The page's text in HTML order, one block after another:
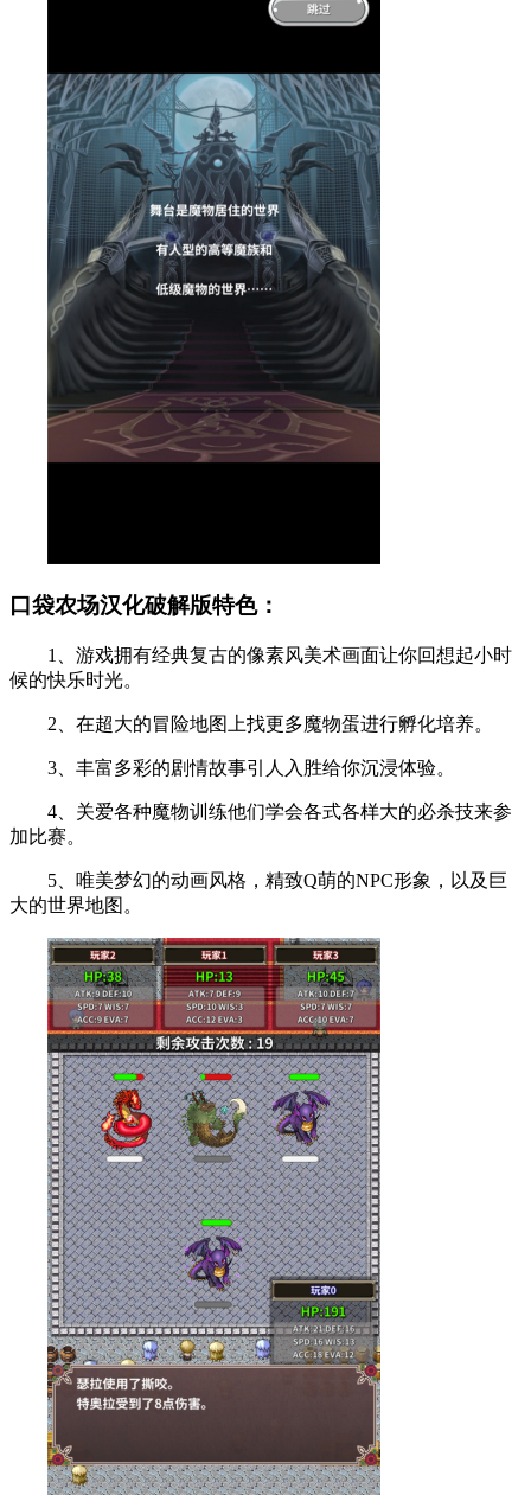
口袋农场汉化破解版特色：
1、游戏拥有经典复古的像素风美术画面让你回想起小时
候的快乐时光。
2、在超大的冒险地图上找更多魔物蛋进行孵化培养。
3、丰富多彩的剧情故事引人入胜给你沉浸体验。
4、关爱各种魔物训练他们学会各式各样大的必杀技来参
加比赛。
5、唯美梦幻的动画风格，精致Q萌的NPC形象，以及巨
大的世界地图。